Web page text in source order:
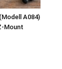
A084)
Mount